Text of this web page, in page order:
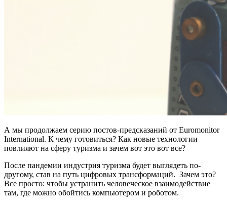
А мы продолжаем серию постов-предсказаний от Euromonitor
International. К чему готовиться? Как новые технологии
повлияют на сферу туризма и зачем вот это вот все?
После пандемии индустрия туризма будет выглядеть по-
другому, став на путь цифровых трансформаций. Зачем это?
Все просто: чтобы устранить человеческое взаимодействие
там, где можно обойтись компьютером и роботом.